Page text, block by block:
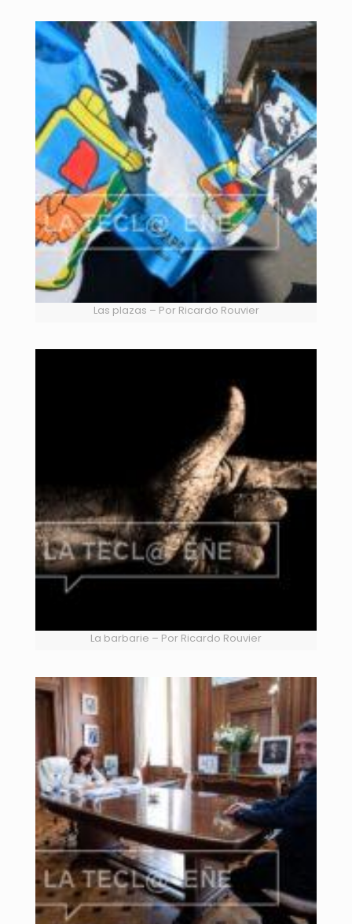
Las plazas – Por Ricardo Rouvier
La barbarie – Por Ricardo Rouvier